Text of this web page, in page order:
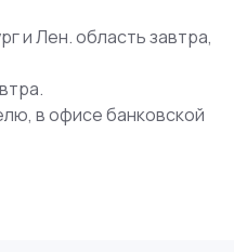
и Лен. область завтра,
в офисе банковской